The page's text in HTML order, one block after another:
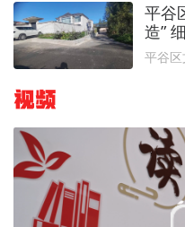
平谷
造”
平谷
视频